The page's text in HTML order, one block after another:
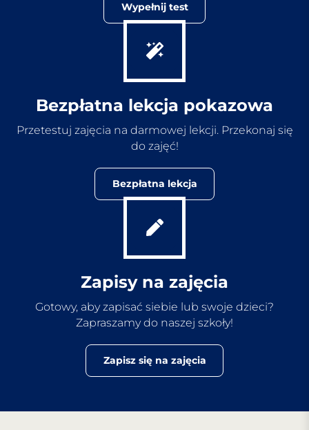
Wypełnij test
Bezpłatna lekcja pokazowa
Przetestuj zajęcia na darmowej lekcji. Przekonaj się
do zajęć!
Bezpłatna lekcja
Zapisy na zajęcia
Gotowy, aby zapisać siebie lub swoje dzieci?
Zapraszamy do naszej szkoły!
Zapisz się na zajęcia